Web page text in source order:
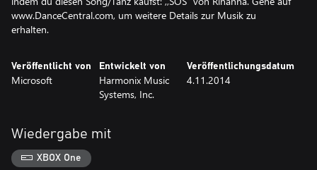
www.DanceCentral.com, um weitere Details zur Musik zu
erhalten.
Veröffentlicht von
Microsoft
Entwickelt von
Harmonix Music
Systems, Inc.
Veröffentlichungsdatum
4.11.2014
Wiedergabe mit
XBOX One